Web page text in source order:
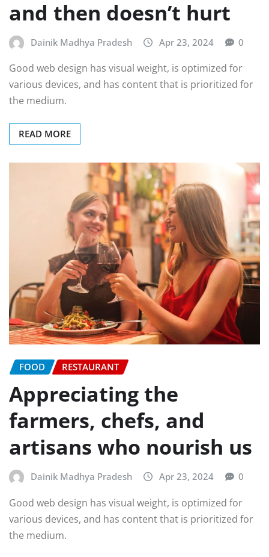
and then doesn’t hurt
Dainik Madhya Pradesh Apr 23, 2024 0
Good web design has visual weight, is optimized for
various devices, and has content that is prioritized for
the medium.
READ MORE
FOOD RESTAURANT
Appreciating the
farmers, chefs, and
artisans who nourish us
Dainik Madhya Pradesh Apr 23, 2024 0
Good web design has visual weight, is optimized for
various devices, and has content that is prioritized for
the medium.